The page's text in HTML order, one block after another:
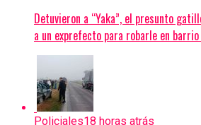
Detuvieron a “Yaka”, el presunto
a un exprefecto para robarle en barrio
Policiales18 horas atrás